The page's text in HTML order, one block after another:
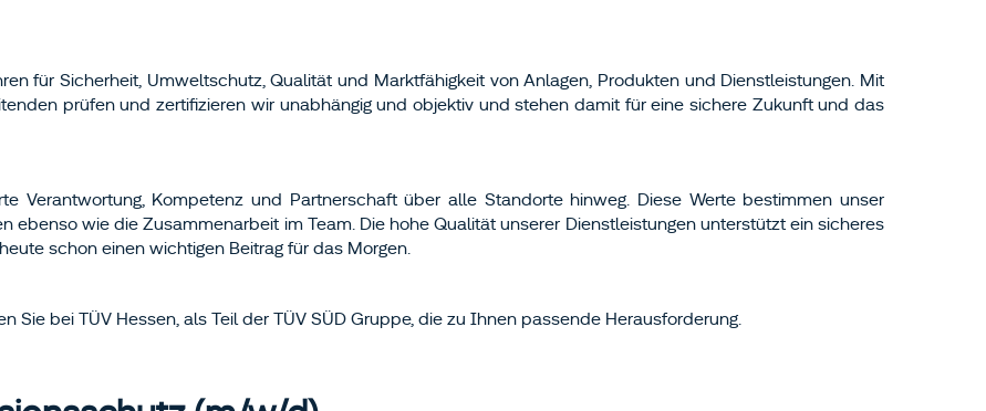
für Sicherheit, Umweltschutz, Qualität und Marktfähigkeit von Anlagen, Produkten und Dienstleistungen. Mit
prüfen und zertifizieren wir unabhängig und objektiv und stehen damit für eine sichere Zukunft und das
Verantwortung, Kompetenz und Partnerschaft über alle Standorte hinweg. Diese Werte bestimmen unser
ebenso wie die Zusammenarbeit im Team. Die hohe Qualität unserer Dienstleistungen unterstützt ein sicheres
schon einen wichtigen Beitrag für das Morgen.
bei TÜV Hessen, als Teil der TÜV SÜD Gruppe, die zu Ihnen passende Herausforderung.